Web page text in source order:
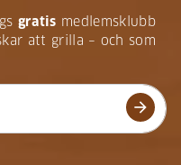
gratis medlemsklubb
att grilla – och som
arrow_forward